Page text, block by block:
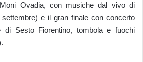
Ovadia, con musiche dal vivo di
e il gran finale con concerto
di Sesto Fiorentino, tombola e fuochi